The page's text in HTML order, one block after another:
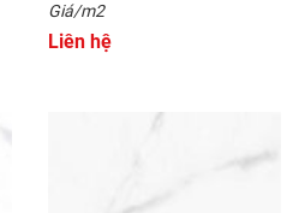
Giá/m2
Liên hệ